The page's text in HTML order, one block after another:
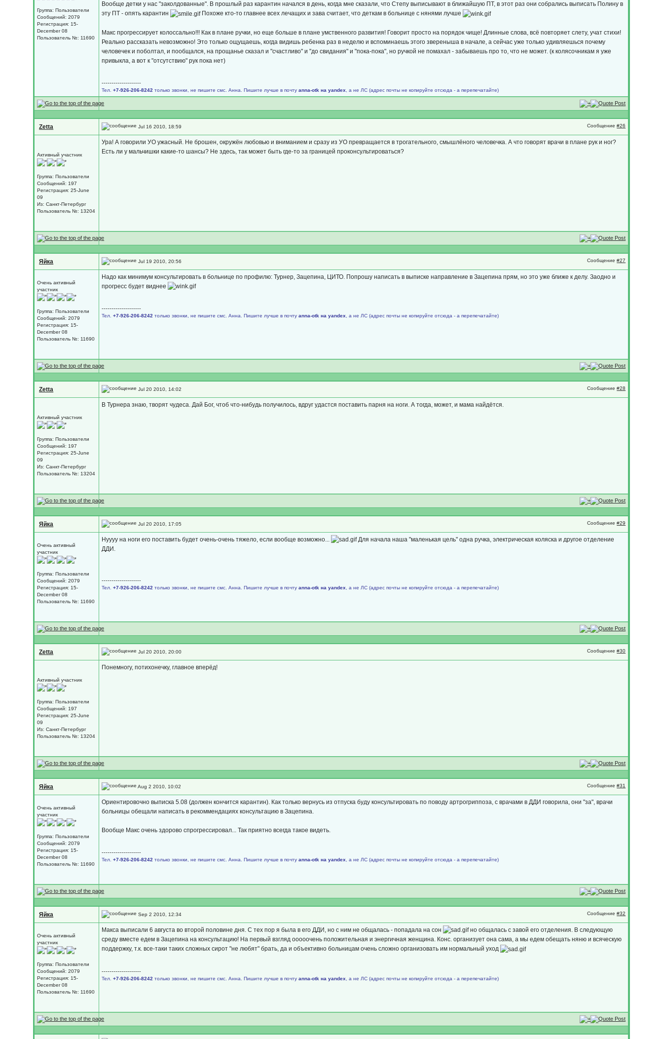
Группа: Пользователи
Сообщений: 2079
Регистрация: 15-
December 08
Пользователь №: 11690
Вообще детки у нас "заколдованные". В прошлый раз карантин начался в день, когда мне сказали, что Степу выписывают в ближайшую ПТ, в этот раз они собрались выписать Полину в
эту ПТ - опять карантин
Похоже кто-то главнее всех лечащих и зава считает, что деткам в больнице с нянями лучше
Макс прогрессирует колоссально!!! Как в плане ручки, но еще больше в плане умственного развития! Говорит просто на порядок чище! Длинные слова, всё повторяет слету, учат стихи!
Реально рассказать невозможно! Это только ощущаешь, когда видишь ребенка раз в неделю и вспоминаешь этого звереныша в начале, а сейчас уже только удивляешься почему
человечек и поболтал, и пообщался, на прощанье сказал и "счастливо" и "до свидания" и "пока-пока", но ручкой не помахал - забываешь про то, что не может. (к колясочникам я уже
привыкла, а вот к "отсутствию" рук пока нет)
--------------------
Тел.+7-926-206-8242 только звонки, не пишите смс. Анна. Пишите лучше в почтуаnnа-оtk на уаndех , а не ЛС (адрес почты не копируйте отсюда - а перепечатайте)
Zetta Jul 16 2010, 18:59 Сообщение#26
Активный участник
Группа: Пользователи
Сообщений: 197
Регистрация: 25-June
09
Из: Санкт-Петербург
Пользователь №: 13204
Ура! А говорили УО ужасный. Не брошен, окружён любовью и вниманием и сразу из УО превращается в трогательного, смышлёного человечка. А что говорят врачи в плане рук и ног?
Есть ли у мальчишки какие-то шансы? Не здесь, так может быть где-то за границей проконсультироваться?
Яйка Jul 19 2010, 20:56 Сообщение#27
Очень активный
участник
Группа: Пользователи
Сообщений: 2079
Регистрация: 15-
December 08
Пользователь №: 11690
Надо как минимум консультировать в больнице по профилю: Турнер, Зацепина, ЦИТО. Попрошу написать в выписке направление в Зацепина прям, но это уже ближе к делу. Заодно и
прогресс будет виднее
--------------------
Тел.+7-926-206-8242 только звонки, не пишите смс. Анна. Пишите лучше в почтуаnnа-оtk на уаndех, а не ЛС (адрес почты не копируйте отсюда - а перепечатайте)
Zetta Jul 20 2010, 14:02 Сообщение#28
Активный участник
Группа: Пользователи
Сообщений: 197
Регистрация: 25-June
09
Из: Санкт-Петербург
Пользователь №: 13204
В Турнера знаю, творят чудеса. Дай Бог, чтоб что-нибудь получилось, вдруг удастся поставить парня на ноги. А тогда, может, и мама найдётся.
Яйка Jul 20 2010, 17:05 Сообщение#29
Очень активный
участник
Группа: Пользователи
Сообщений: 2079
Регистрация: 15-
December 08
Пользователь №: 11690
Нуууу на ноги его поставить будет очень-очень тяжело, если вообще возможно...
Для начала наша "маленькая цель" одна ручка, электрическая коляска и другое отделение
ДДИ.
--------------------
Тел.+7-926-206-8242 только звонки, не пишите смс. Анна. Пишите лучше в почтуаnnа-оtk на уаndех, а не ЛС (адрес почты не копируйте отсюда - а перепечатайте)
Zetta Jul 20 2010, 20:00 Сообщение#30
Активный участник
Группа: Пользователи
Сообщений: 197
Регистрация: 25-June
09
Из: Санкт-Петербург
Пользователь №: 13204
Понемногу, потихонечку, главное вперёд!
Яйка Aug 2 2010, 10:02 Сообщение#31
Очень активный
участник
Группа: Пользователи
Сообщений: 2079
Регистрация: 15-
December 08
Пользователь №: 11690
Ориентировочно выписка 5.08 (должен кончится карантин). Как только вернусь из отпуска буду консультировать по поводу артрогриппоза, с врачами в ДДИ говорила, они "за", врачи
больницы обещали написать в рекоммендациях консультацию в Зацепина.
Вообще Макс очень здорово спрогрессировал... Так приятно всегда такое видеть.
--------------------
Тел.+7-926-206-8242 только звонки, не пишите смс. Анна. Пишите лучше в почтуаnnа-оtk на уаndех , а не ЛС (адрес почты не копируйте отсюда - а перепечатайте)
Яйка Sep 2 2010, 12:34 Сообщение#32
Очень активный
участник
Группа: Пользователи
Сообщений: 2079
Регистрация: 15-
December 08
Пользователь №: 11690
Макса выписали 6 августа во второй половине дня. С тех пор я была в его ДДИ, но с ним не общалась - попадала на сон
но общалась с завой его отделения. В следующую
среду вместе едем в Зацепина на консультацию! На первый взгляд ооооочень положительная и энергичная женщина. Конс. организует она сама, а мы едем обещать няню и всяческую
поддержку, т.к. все-таки таких сложных сирот "не любят" брать, да и объективно больницам очень сложно организовать им нормальный уход
--------------------
Тел.+7-926-206-8242 только звонки, не пишите смс. Анна. Пишите лучше в почтуаnnа-оtk на уаndех , а не ЛС (адрес почты не копируйте отсюда - а перепечатайте)